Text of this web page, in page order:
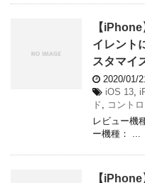
【
イレント
スタマイ
2020/01/
iOS 13,
ド, コント
レビュー機
ー機種： ...
【